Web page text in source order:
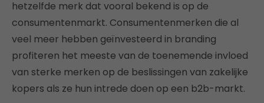
hetzelfde merk dat vooral bekend is op de
consumentenmarkt. Consumentenmerken die al
veel meer hebben geïnvesteerd in branding
profiteren het meeste van de toenemende invloed
van sterke merken op de beslissingen van zakelijke
kopers als ze hun intrede doen op een b2b-markt.